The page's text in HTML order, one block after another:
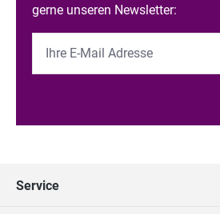
gerne unseren Newsletter:
Service